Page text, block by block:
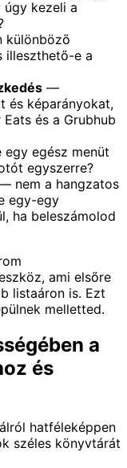
kezeli a
különböző
illeszthető-e a
—
és képarányokat,
és a Grubhub
egész menüt
egyszerre?
nem a hangzatos
egy-egy
ha beleszámolod
ami elsőre
listaáron is. Ezt
melletted.
a
és
hatféleképpen
széles könyvtárát